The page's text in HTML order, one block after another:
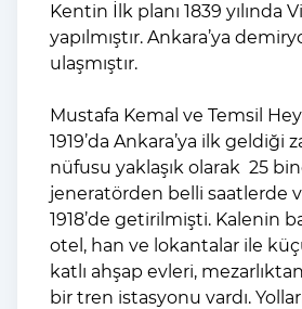
Kentin İlk planı 1839 yılında
yapılmıştır. Ankara’ya
ulaşmıştır.
Mustafa Kemal ve Temsil
1919’da Ankara’ya ilk geldiği
nüfusu yaklaşık olarak 25
jeneratörden belli saatlerde
1918’de getirilmişti. Kalenin
otel, han ve lokantalar ile
katlı ahşap evleri,
bir tren istasyonu vardı.